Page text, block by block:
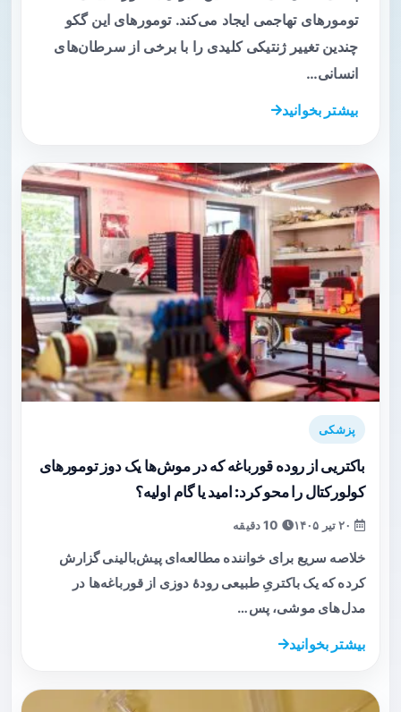
تومورهای تهاجمی ایجاد می‌کند. تومورهای این گکو
چندین تغییر ژنتیکی کلیدی را با برخی از سرطان‌های
انسانی…
بیشتر بخوانید
پزشکی
باکتریی از روده قورباغه که در موش‌ها یک دوز تومورهای
کولورکتال را محو کرد: امید یا گام اولیه؟
خلاصه سریع برای خواننده مطالعه‌ای پیش‌بالینی گزارش
کرده که یک باکتریِ طبیعی رودهٔ دوزی از قورباغه‌ها در
مدل‌های موشی، پس…
بیشتر بخوانید